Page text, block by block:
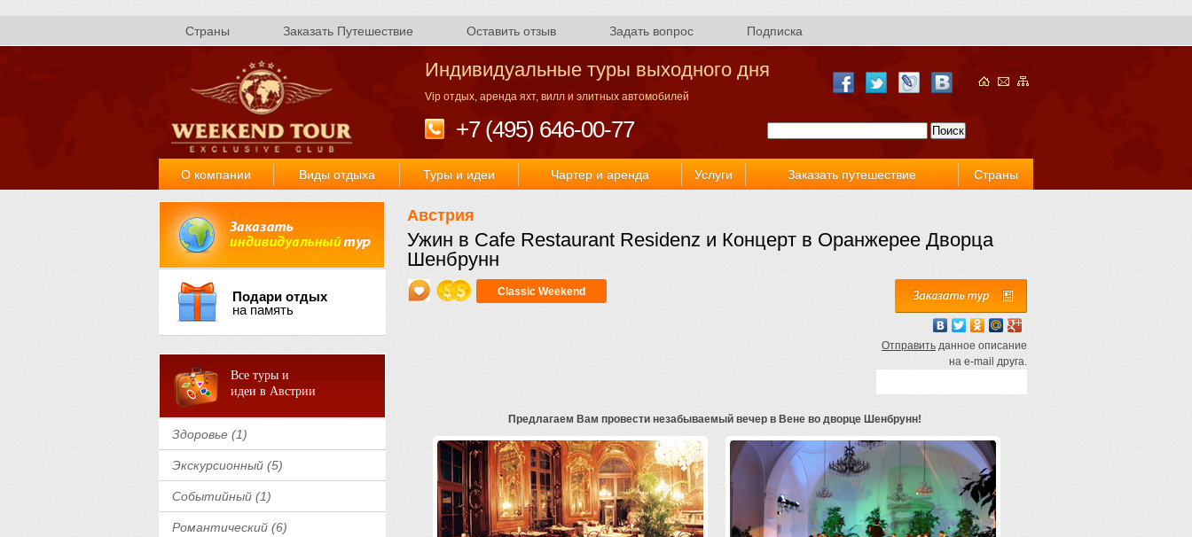
Страны Заказать Путешествие Оставить отзыв Задать вопрос Подписка
Индивидуальные туры выходного дня
Vip отдых, аренда яхт, вилл и элитных автомобилей
+7 (495) 646-00-77
О компании Виды отдыха Туры и идеи Чартер и аренда Услуги Заказать путешествие Страны
Подари отдых
на память
Все туры и
идеи в Австрии
Здоровье (1)
Экскурсионный (5)
Событийный (1)
Романтический (6)
Австрия
Ужин в Cafe Restaurant Residenz и Концерт в Оранжерее Дворца
Шенбрунн
Classic Weekend
Отправить данное описание
на e-mail друга.
Предлагаем Вам провести незабываемый вечер в Вене во дворце Шенбрунн!